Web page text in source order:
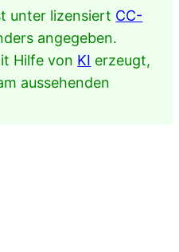
unter lizensiert CC-
angegeben.
Hilfe von KI erzeugt,
aussehenden